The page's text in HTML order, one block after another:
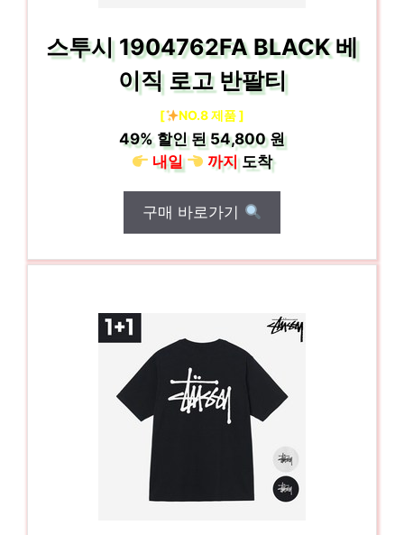
스투시 1904762FA BLACK 베
이직 로고 반팔티
[ NO.8 제품 ]
49%할인 된54,800 원
내일
까지도착
구매 바로가기